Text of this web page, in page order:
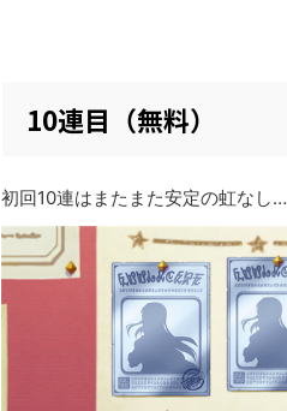
10連目（無料）
初回10連はまたまた安定の虹なし…